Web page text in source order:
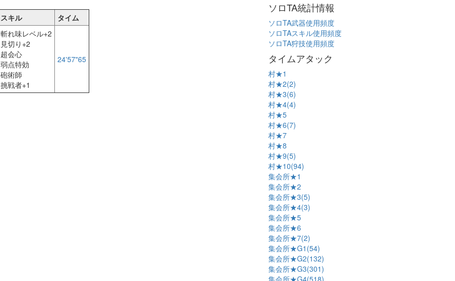
スキル タイム
斬れ味レベル+2
見切り+2
超会心
弱点特効
砲術師
挑戦者+1
24'57"65
ソロTA統計情報
ソロTA武器使用頻度
ソロTAスキル使用頻度
ソロTA狩技使用頻度
タイムアタック
村★1
村★2(2)
村★3(6)
村★4(4)
村★5
村★6(7)
村★7
村★8
村★9(5)
村★10(94)
集会所★1
集会所★2
集会所★3(5)
集会所★4(3)
集会所★5
集会所★6
集会所★7(2)
集会所★G1(54)
集会所★G2(132)
集会所★G3(301)
集会所★G4(518)